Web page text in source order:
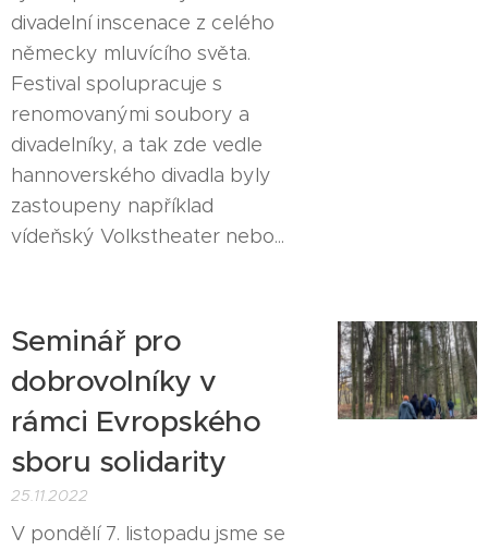
divadelní inscenace z celého
německy mluvícího světa.
Festival spolupracuje s
renomovanými soubory a
divadelníky, a tak zde vedle
hannoverského divadla byly
zastoupeny například
vídeňský Volkstheater nebo...
Seminář pro
dobrovolníky v
rámci Evropského
sboru solidarity
25.11.2022
V pondělí 7. listopadu jsme se